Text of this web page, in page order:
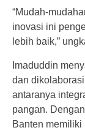
“Mudah-
inovasi ini
lebih baik,”
Imaduddin
dan
antaranya
pangan.
Banten